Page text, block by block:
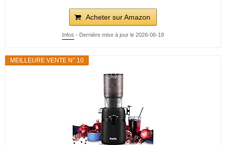
Acheter sur Amazon
Infos - Dernière mise à jour le 2026-06-18
MEILLEURE VENTE N° 10